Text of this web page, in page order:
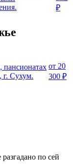
₽
пансионатах
г. Сухум.
от 20
300 ₽
по сей